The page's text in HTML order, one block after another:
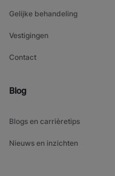
Gelijke behandeling
Vestigingen
Contact
Blog
Blogs en carrièretips
Nieuws en inzichten